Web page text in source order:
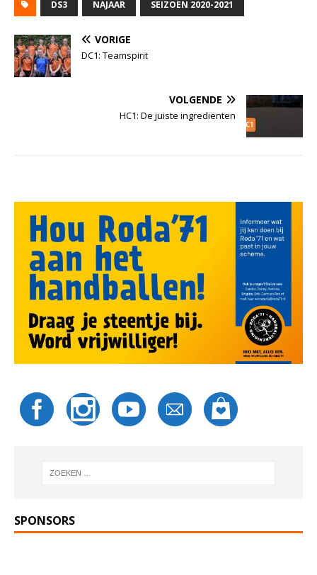
DS3 NAJAAR SEIZOEN 2020-2021
VORIGE
DC1: Teamspirit
VOLGENDE
HC1: De juiste ingrediënten
SPONSORS